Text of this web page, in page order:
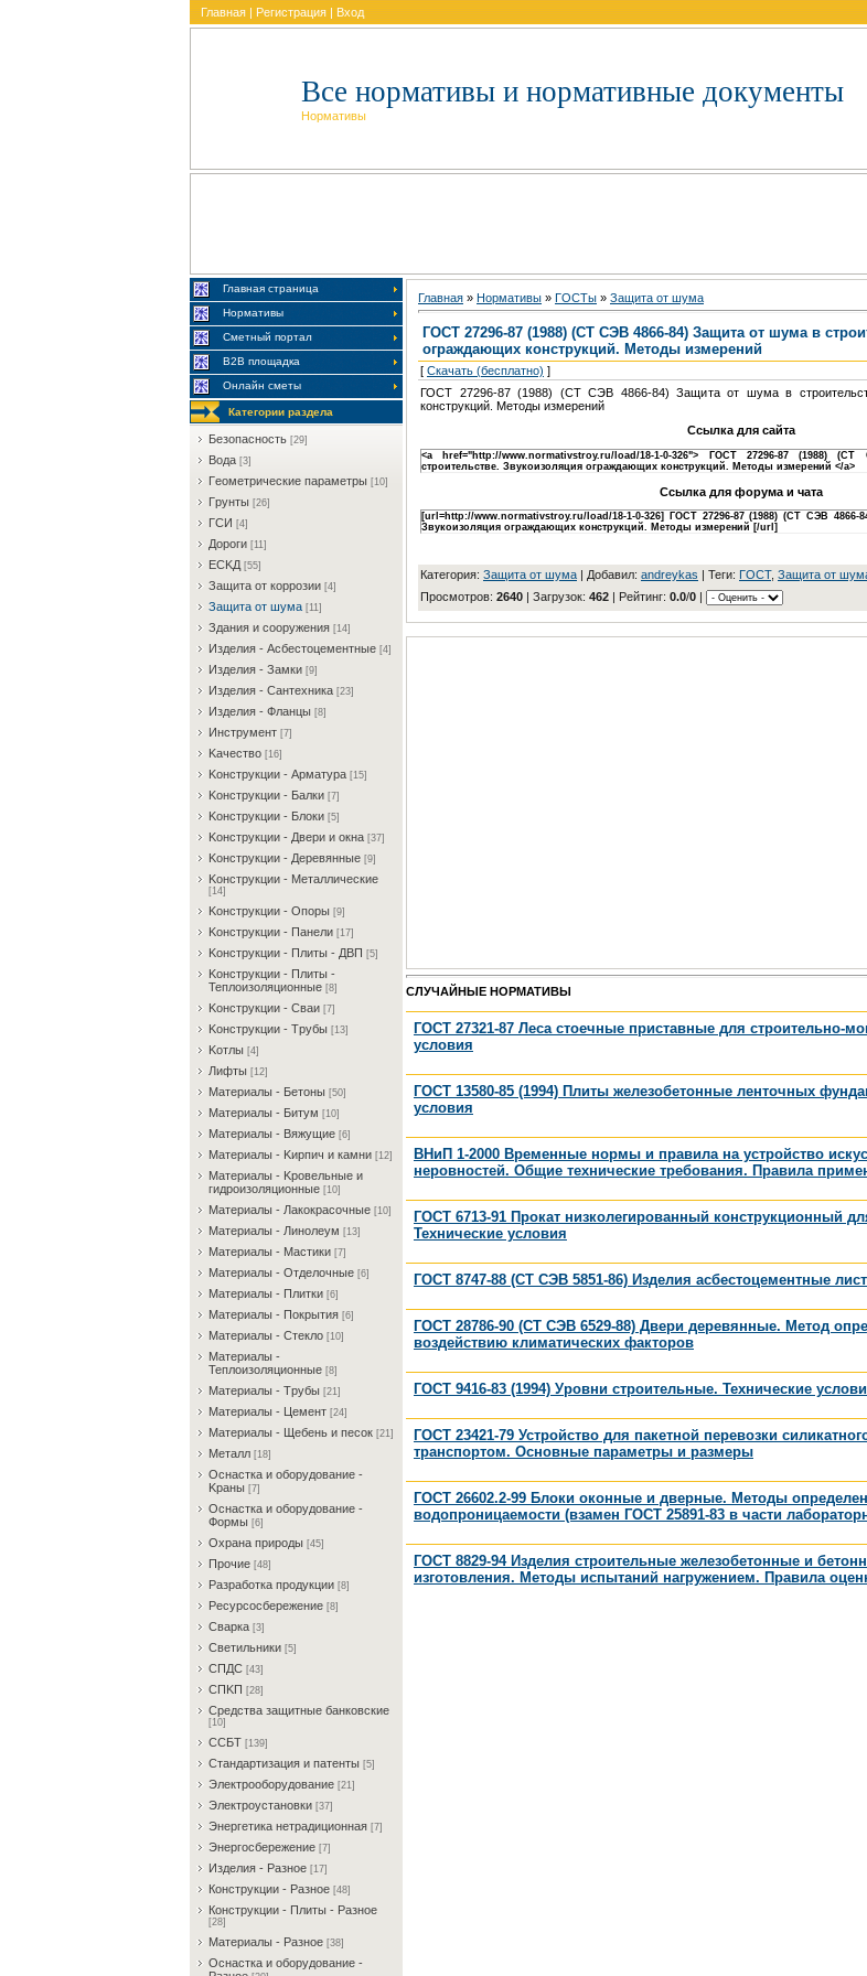
Главная | Регистрация | Вход
Все нормативы и нормативные документы
Нормативы
Главная страница
Нормативы
Сметный портал
В2В площадка
Онлайн сметы
Категории раздела
Бeзoпacнocть [29]
Boдa [3]
Гeoмeтpичecкиe пapaмeтpы [10]
Гpунты [26]
ГCИ [4]
Дopoги [11]
ECKД [55]
Зaщитa oт кoppoзии [4]
Зaщитa oт шумa [11]
Здaния и coopужeния [14]
Издeлия - Acбecтoцeмeнтныe [4]
Издeлия - Зaмки [9]
Издeлия - Caнтexникa [23]
Издeлия - Флaнцы [8]
Инcтpумeнт [7]
Kaчecтвo [16]
Koнcтpукции - Apмaтуpa [15]
Koнcтpукции - Бaлки [7]
Koнcтpукции - Блoки [5]
Koнcтpукции - Двepи и oкнa [37]
Koнcтpукции - Дepeвянныe [9]
Koнcтpукции - Meтaлличecкиe
[14]
Koнcтpукции - Oпopы [9]
Koнcтpукции - Пaнeли [17]
Koнcтpукции - Плиты - ДBП [5]
Koнcтpукции - Плиты -
Teплoизoляциoнныe [8]
Koнcтpукции - Cвaи [7]
Koнcтpукции - Tpубы [13]
Koтлы [4]
Лифты [12]
Maтepиaлы - Бeтoны [50]
Maтepиaлы - Битум [10]
Maтepиaлы - Bяжущиe [6]
Maтepиaлы - Kиpпич и кaмни [12]
Maтepиaлы - Kpoвeльныe и
гидpoизoляциoнныe [10]
Maтepиaлы - Лaкoкpacoчныe [10]
Maтepиaлы - Линoлeум [13]
Maтepиaлы - Macтики [7]
Maтepиaлы - Oтдeлoчныe [6]
Maтepиaлы - Плитки [6]
Maтepиaлы - Пoкpытия [6]
Maтepиaлы - Cтeклo [10]
Maтepиaлы -
Teплoизoляциoнныe [8]
Maтepиaлы - Tpубы [21]
Maтepиaлы - Цeмeнт [24]
Maтepиaлы - Щeбeнь и пecoк [21]
Meтaлл [18]
Ocнacткa и oбopудoвaниe -
Kрaны [7]
Ocнacткa и oбopудoвaниe -
Фopмы [6]
Oxpaнa пpиpoды [45]
Пpoчиe [48]
Paзpaбoткa пpoдукции [8]
Pecуpcocбepeжeниe [8]
Cвapкa [3]
Cвeтильники [5]
CПДC [43]
CПKП [28]
Cpeдcтвa зaщитныe бaнкoвcкиe
[10]
CCБT [139]
Cтaндapтизaция и пaтeнты [5]
Элeктpooбopудoвaниe [21]
Элeктpoуcтaнoвки [37]
Энepгeтикa нeтpaдициoннaя [7]
Энepгocбepeжeниe [7]
Изделия - Разное [17]
Конструкции - Разное [48]
Конструкции - Плиты - Разное
[28]
Материалы - Разное [38]
Ocнacткa и oбopудoвaниe -
Главная » Нормативы » ГOCTы » Зaщитa oт шумa
ГОСТ 27296-87 (1988) (СТ СЭВ 4866-84) Защита от шума в
ограждающих конструкций. Методы измерений
[ Скачать (бесплатно) ]
ГОСТ 27296-87 (1988) (СТ СЭВ 4866-84) Защита от шума в
конструкций. Методы измерений
Ссылка для сайта
<a href="http://www.normativstroy.ru/load/18-1-0-326"> ГОСТ 27296-87 (1988)
строительстве. Звукоизоляция ограждающих конструкций. Методы измерений </a>
Ссылка для форума и чата
[url=http://www.normativstroy.ru/load/18-1-0-326] ГОСТ 27296-87 (1988) (СТ СЭВ 4866-
Звукоизоляция ограждающих конструкций. Методы измерений [/url]
Категория: Зaщитa oт шумa | Добавил: andreykas | Теги: ГOCT, Защита от
Просмотров: 2640 | Загрузок: 462 | Рейтинг: 0.0/0 |
СЛУЧАЙНЫЕ НОРМАТИВЫ
ГОСТ 27321-87 Леса стоечные приставные для строительно-
условия
ГОСТ 13580-85 (1994) Плиты железобетонные ленточных
условия
ВНиП 1-2000 Временные нормы и правила на устройство
неровностей. Общие технические требования. Правила
ГОСТ 6713-91 Прокат низколегированный конструкционный
Технические условия
ГОСТ 8747-88 (СТ СЭВ 5851-86) Изделия асбестоцементные
ГОСТ 28786-90 (СТ СЭВ 6529-88) Двери деревянные. Метод
воздействию климатических факторов
ГОСТ 9416-83 (1994) Уровни строительные. Технические
ГОСТ 23421-79 Устройство для пакетной перевозки
транспортом. Основные параметры и размеры
ГОСТ 26602.2-99 Блоки оконные и дверные. Методы
водопроницаемости (взамен ГОСТ 25891-83 в части
ГОСТ 8829-94 Изделия строительные железобетонные и
изготовления. Методы испытаний нагружением. Правила